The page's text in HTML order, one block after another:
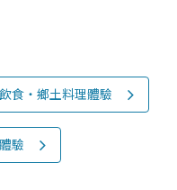
飲食・鄉土料理體驗
驗